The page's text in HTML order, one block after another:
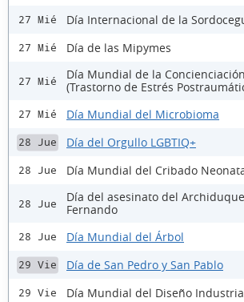
27 Mié Día Internacional de la
27 Mié Día de las Mipymes
27 Mié
Día Mundial de la
(Trastorno de Estrés
27 Mié Día Mundial del Microbioma
28 Jue Día del Orgullo LGBTIQ+
28 Jue Día Mundial del Cribado
28 Jue
Día del asesinato del
Fernando
28 Jue Día Mundial del Árbol
29 Vie Día de San Pedro y San Pablo
29 Vie Día Mundial del Diseño